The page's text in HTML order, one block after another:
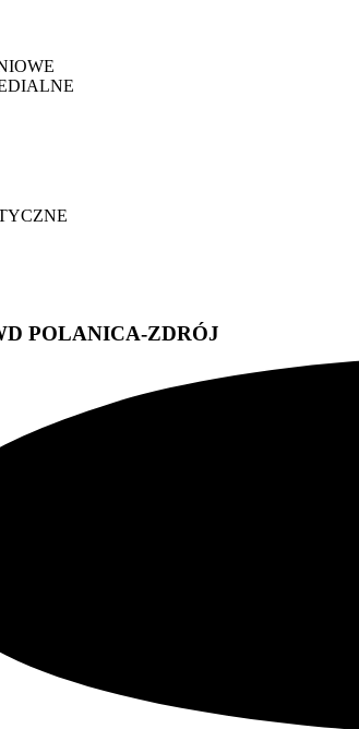
POLANICA-ZDRÓJ